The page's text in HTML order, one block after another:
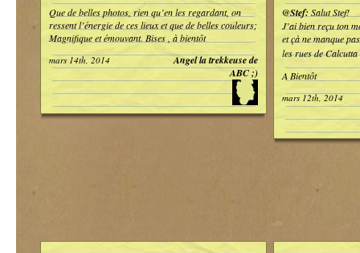
Que de belles photos, rien qu’en les regardant, on
ressent l’énergie de ces lieux et que de belles couleurs;
Magnifique et émouvant. Bises , à bientôt
mars 14th, 2014
Angel la trekkeuse de
ABC ;)
@Stef:Salut Stef!
J’ai bien reçu ton
et çà ne manque
les rues de Calcutta
A Bientôt
mars 12th, 2014